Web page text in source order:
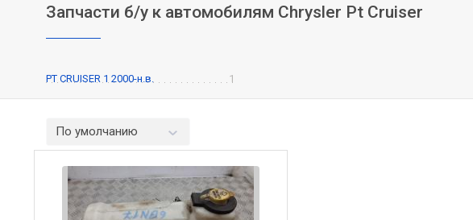
Запчасти б/у к автомобилям Chrysler Pt Cruiser
PT CRUISER 1 2000-н.в. 1
По умолчанию